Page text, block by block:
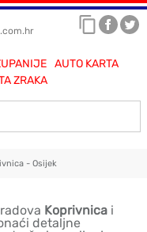
AUTO KARTA
ZRAKA
- Osijek
Koprivnica i
detaljne